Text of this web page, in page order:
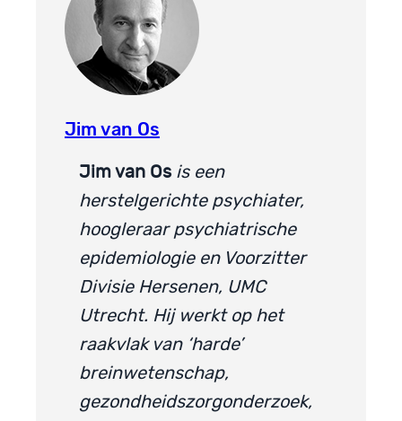
Jim van Os
Jim van Os is een
herstelgerichte psychiater,
hoogleraar psychiatrische
epidemiologie en Voorzitter
Divisie Hersenen, UMC
Utrecht. Hij werkt op het
raakvlak van ‘harde’
breinwetenschap,
gezondheidszorgonderzoek,